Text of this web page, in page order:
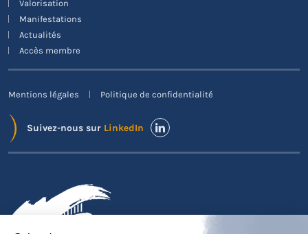
Valorisation
Manifestations
Actualités
Accès membre
Mentions légales Politique de confidentialité
Suivez-nous sur LinkedIn